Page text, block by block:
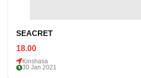
SEACRET
18.00
Kinshasa
30 Jan 2021